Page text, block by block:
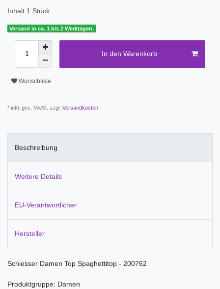
Inhalt 1 Stück
Versand in ca. 1 bis 2 Werktagen.
In den Warenkorb
Wunschliste
* inkl. ges. MwSt. zzgl. Versandkosten
Beschreibung
Weitere Details
EU-Verantwortlicher
Hersteller
Schiesser Damen Top Spaghettitop - 200762
Produktgruppe: Damen